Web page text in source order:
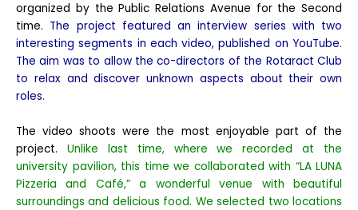
organized by the Public Relations Avenue for the Second
time. The project featured an interview series with two
interesting segments in each video, published on YouTube.
The aim was to allow the co-directors of the Rotaract Club
to relax and discover unknown aspects about their own
roles.
The video shoots were the most enjoyable part of the
project. Unlike last time, where we recorded at the
university pavilion, this time we collaborated with “LA LUNA
Pizzeria and Café,” a wonderful venue with beautiful
surroundings and delicious food. We selected two locations